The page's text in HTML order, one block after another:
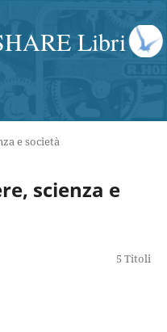
Libri
e società
scienza e
5 Titoli